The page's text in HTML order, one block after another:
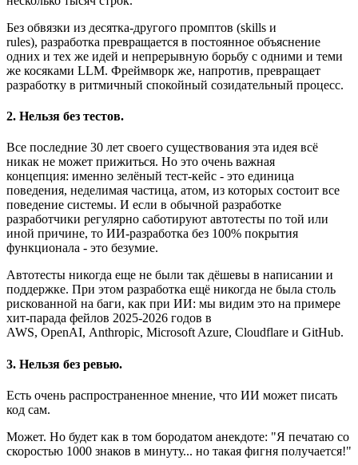
Без обвязки из десятка-другого промптов (skills и
rules), разработка превращается в постоянное объяснение
одних и тех же идей и непрерывную борьбу с одними и теми
же косяками LLM. Фреймворк же, напротив, превращает
разработку в ритмичный спокойный созидательный процесс.
2. Нельзя без тестов.
Все последние 30 лет своего существования эта идея всё
никак не может прижиться. Но это очень важная
концепция: именно зелёный тест-кейс - это единица
поведения, неделимая частица, атом, из которых состоит все
поведение системы. И если в обычной разработке
разработчики регулярно саботируют автотесты по той или
иной причине, то ИИ-разработка без 100% покрытия
функционала - это безумие.
Автотесты никогда еще не были так дёшевы в написании и
поддержке. При этом разработка ещё никогда не была столь
рискованной на баги, как при ИИ: мы видим это на примере
хит-парада фейлов 2025-2026 годов в
AWS, OpenAI, Anthropic, Microsoft Azure, Cloudflare и GitHub.
3. Нельзя без ревью.
Есть очень распространенное мнение, что ИИ может писать
код сам.
Может. Но будет как в том бородатом анекдоте: "Я печатаю со
скоростью 1000 знаков в минуту... но такая фигня получается!"